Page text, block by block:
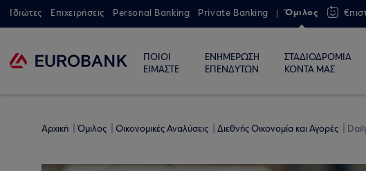
Ιδιώτες Επιχειρήσεις Personal Banking Private Banking Όμιλος
ΠΟΙΟΙ
ΕΙΜΑΣΤΕ
ΕΝΗΜΕΡΩΣΗ
ΕΠΕΝΔΥΤΩΝ
ΣΤΑΔΙΟΔΡΟΜΙΑ
ΚΟΝΤΑ ΜΑΣ
Αρχική Όμιλος Οικονομικές Αναλύσεις Διεθνής Οικονομία και Αγορές